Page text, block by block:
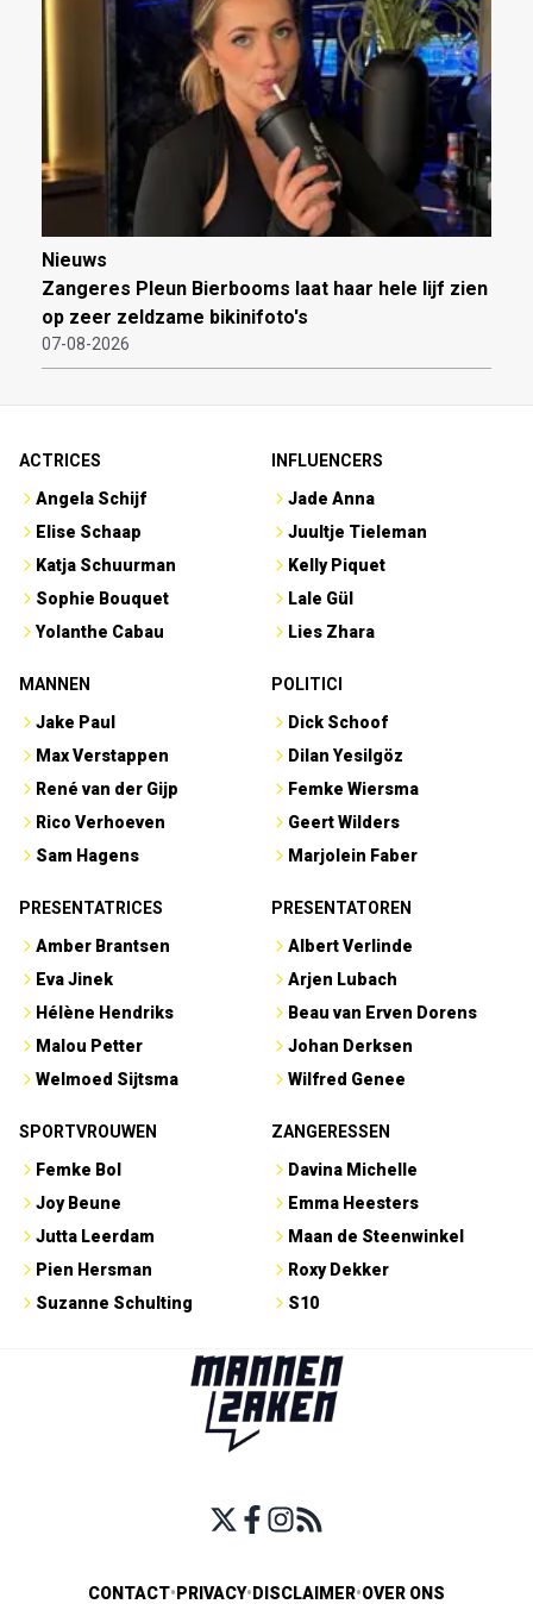
Nieuws
Zangeres Pleun Bierbooms laat haar hele lijf zien
op zeer zeldzame bikinifoto's
07-08-2026
ACTRICES
Angela Schijf
Elise Schaap
Katja Schuurman
Sophie Bouquet
Yolanthe Cabau
INFLUENCERS
Jade Anna
Juultje Tieleman
Kelly Piquet
Lale Gül
Lies Zhara
MANNEN
Jake Paul
Max Verstappen
René van der Gijp
Rico Verhoeven
Sam Hagens
POLITICI
Dick Schoof
Dilan Yesilgöz
Femke Wiersma
Geert Wilders
Marjolein Faber
PRESENTATRICES
Amber Brantsen
Eva Jinek
Hélène Hendriks
Malou Petter
Welmoed Sijtsma
PRESENTATOREN
Albert Verlinde
Arjen Lubach
Beau van Erven Dorens
Johan Derksen
Wilfred Genee
SPORTVROUWEN
Femke Bol
Joy Beune
Jutta Leerdam
Pien Hersman
Suzanne Schulting
ZANGERESSEN
Davina Michelle
Emma Heesters
Maan de Steenwinkel
Roxy Dekker
S10
CONTACT• PRIVACY• DISCLAIMER•OVER ONS